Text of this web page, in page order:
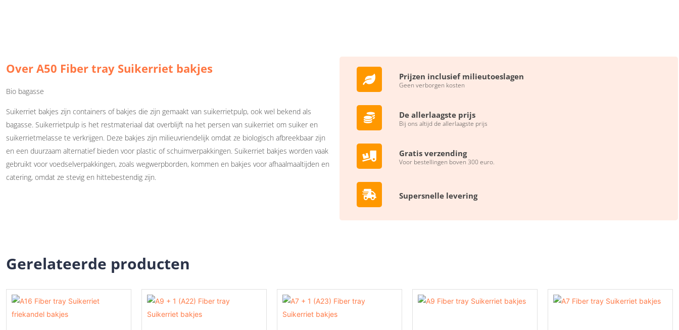
Over A50 Fiber tray Suikerriet bakjes
Bio bagasse
Suikerriet bakjes zijn containers of bakjes die zijn gemaakt van suikerrietpulp, ook wel bekend als
bagasse. Suikerrietpulp is het restmateriaal dat overblijft na het persen van suikerriet om suiker en
suikerrietmelasse te verkrijgen. Deze bakjes zijn milieuvriendelijk omdat ze biologisch afbreekbaar zijn
en een duurzaam alternatief bieden voor plastic of schuimverpakkingen. Suikerriet bakjes worden vaak
gebruikt voor voedselverpakkingen, zoals wegwerpborden, kommen en bakjes voor afhaalmaaltijden en
catering, omdat ze stevig en hittebestendig zijn.
Prijzen inclusief milieutoeslagen
Geen verborgen kosten
De allerlaagste prijs
Bij ons altijd de allerlaagste prijs
Gratis verzending
Voor bestellingen boven 300 euro.
Supersnelle levering
Gerelateerde producten